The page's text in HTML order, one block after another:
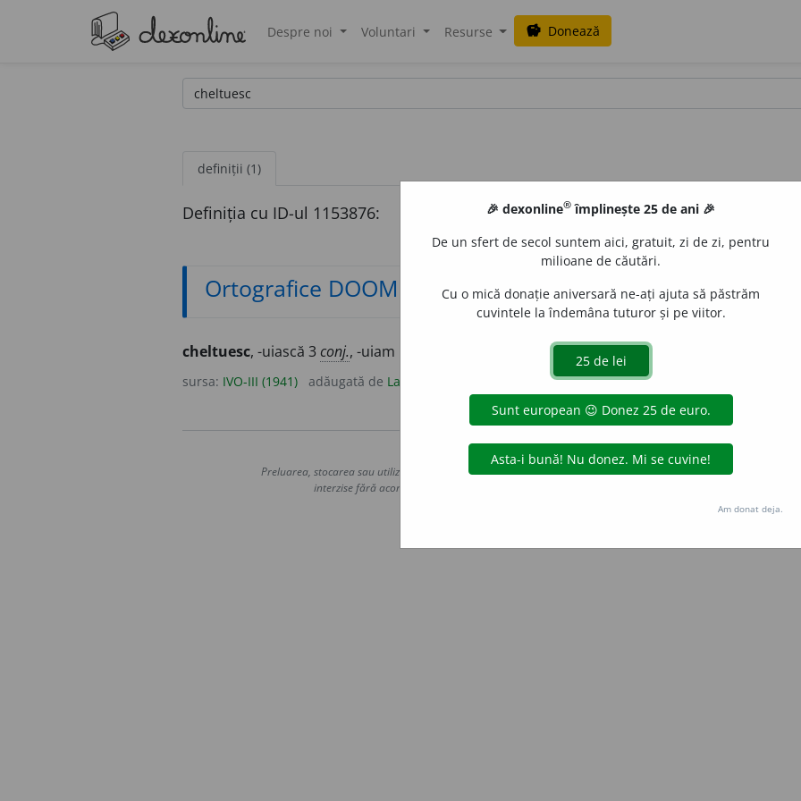
Despre noi Voluntari Resurse savings Donează
definiții (1)
Definiția cu ID-ul 1153876:
Ortografice DOOM
cheltuesc, -uiască 3 conj., -uiam 1
sursa: IVO-III (1941) adăugată de Ladislau Strifler
Copyright © 2004-2026 dexonline (https://dexonline.ro)
Preluarea, stocarea sau utilizarea datelor de pe acest site, inclusiv prin orice metode de extragere automată
interzise fără acordul nostru prealabil scris, cu excepția seturilor de date oferite oficial spre utilizare
Hosterion
🎉 dexonline® împlinește 25 de ani 🎉
De un sfert de secol suntem aici, gratuit, zi de zi, pentru
milioane de căutări.
Cu o mică donație aniversară ne-ați ajuta să păstrăm
cuvintele la îndemâna tuturor și pe viitor.
Am donat deja.